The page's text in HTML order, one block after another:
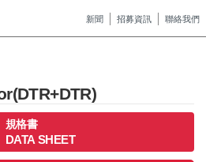
新聞 招募資訊 聯絡我們
規格書
DATA SHEET